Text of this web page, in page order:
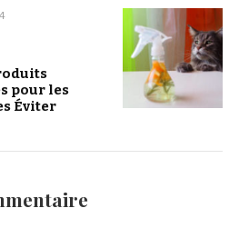
pour les
Éviter